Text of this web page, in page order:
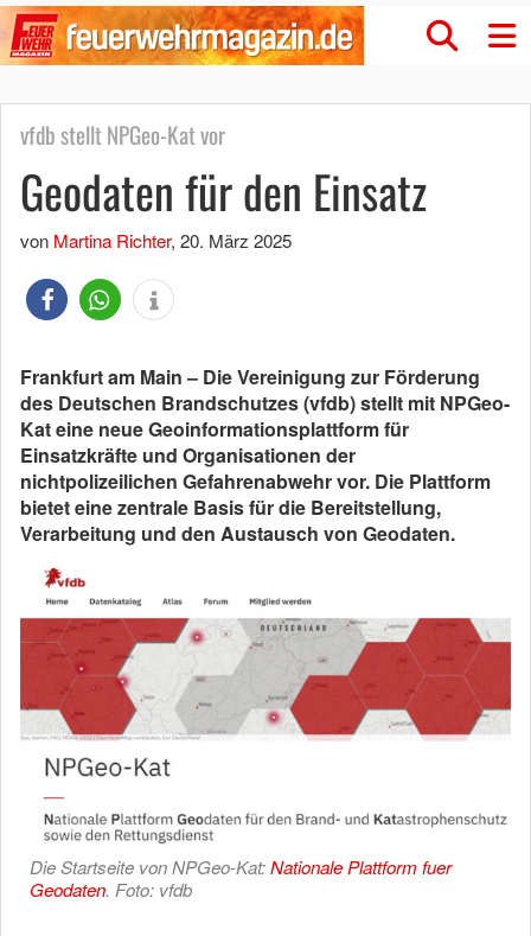
vfdb stellt NPGeo-Kat vor
Geodaten für den Einsatz
von Martina Richter, 20. März 2025
Frankfurt am Main – Die Vereinigung zur Förderung
des Deutschen Brandschutzes (vfdb) stellt mit NPGeo-
Kat eine neue Geoinformationsplattform für
Einsatzkräfte und Organisationen der
nichtpolizeilichen Gefahrenabwehr vor. Die Plattform
bietet eine zentrale Basis für die Bereitstellung,
Verarbeitung und den Austausch von Geodaten.
Die Startseite von NPGeo-Kat:Nationale Plattform fuer
Geodaten. Foto: vfdb